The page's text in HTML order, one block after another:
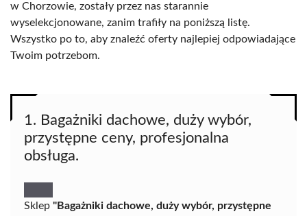
w Chorzowie, zostały przez nas starannie
wyselekcjonowane, zanim trafiły na poniższą listę.
Wszystko po to, aby znaleźć oferty najlepiej odpowiadające
Twoim potrzebom.
1. Bagażniki dachowe, duży wybór,
przystępne ceny, profesjonalna
obsługa.
Sklep "Bagażniki dachowe, duży wybór, przystępne